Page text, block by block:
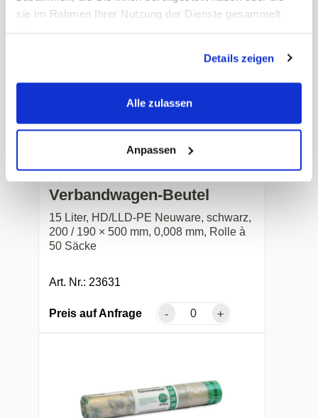
sie im Rahmen Ihrer Nutzung der Dienste gesammelt
Details zeigen
Alle zulassen
Anpassen
Preis auf Anfrage - +
Verbandwagen-Beutel
15 Liter, HD/LLD-PE Neuware, schwarz,
200 / 190 × 500 mm, 0,008 mm, Rolle à
50 Säcke
Art. Nr.: 23631
Preis auf Anfrage - +